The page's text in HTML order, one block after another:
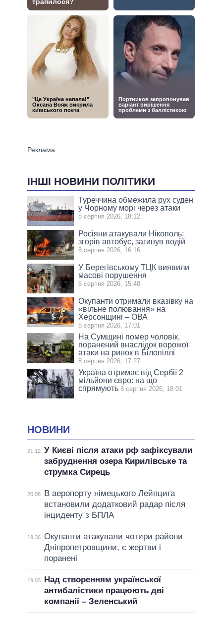
ІНШІ НОВИНИ ПОЛІТИКИ
Туреччина обмежила рух суден
у Чорному морі через атаки
8 серпня 2026, 18:12
Росіяни атакували Нікополь:
згорів автобус, загинув водій
8 серпня 2026, 16:16
У Берегівському ТЦК виявили
масові порушення
8 серпня 2026, 15:48
Окупанти отримали вказівку на
«вільне полювання» на
Херсонщині – ОВА
8 серпня 2026, 17:01
На Сумщині помер чоловік,
поранений внаслідок ворожої
атаки на ринок в Білопіллі
8 серпня 2026, 17:27
Україна отримає від Сербії 2
мільйони євро: на що
спрямують 8 серпня 2026, 18:01
НОВИНИ
21:12 У Києві після атаки рф зафіксували
забруднення озера Кирилівське та
струмка Сирець
20:08
В аеропорту німецького Лейпцига
встановили додатковий радар після
інциденту з БПЛА
19:36 Окупанти атакували чотири райони
Дніпропетровщини, є жертви і
поранені
19:03
Над створенням української
антибалістики працюють дві
компанії – Зеленський